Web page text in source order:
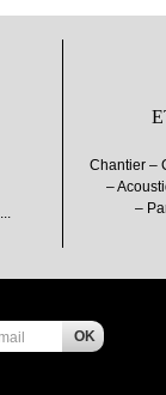
Chantier –
–
–